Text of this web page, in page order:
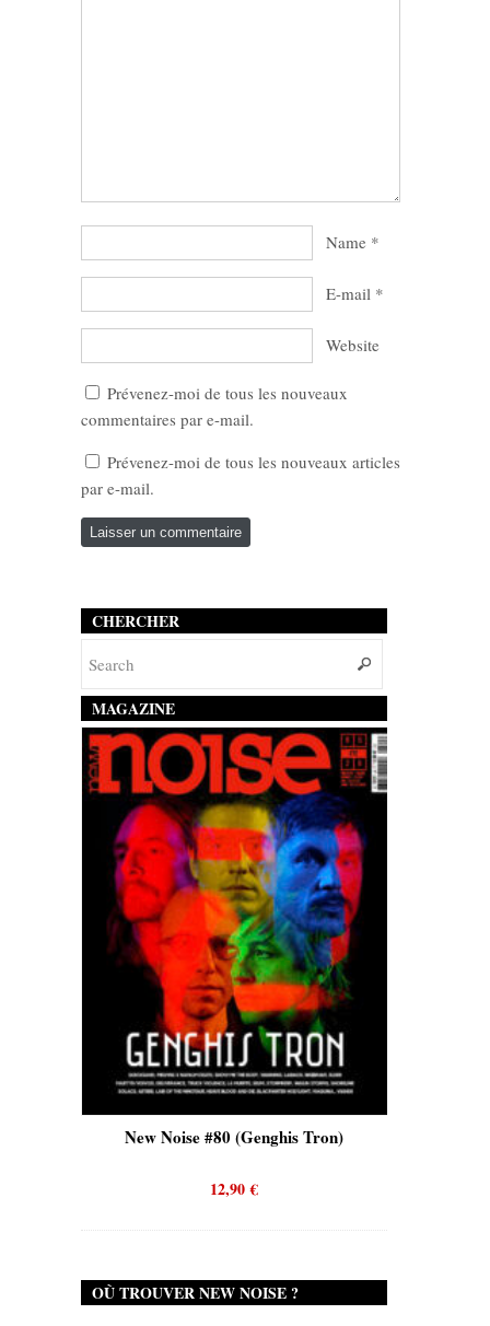
Name *
E-mail *
Website
Prévenez-moi de tous les nouveaux
commentaires par e-mail.
Prévenez-moi de tous les nouveaux articles
par e-mail.
CHERCHER
MAGAZINE
New Noise #80 (Genghis Tron)
OÙ TROUVER NEW NOISE ?